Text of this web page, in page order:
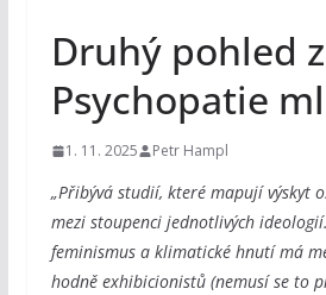
Druhý pohled
Psychopatie
1. 11. 2025 Petr Hampl
„Přibývá studií, které mapují výskyt
mezi stoupenci jednotlivých
feminismus a klimatické hnutí má
hodně exhibicionistů (nemusí se to